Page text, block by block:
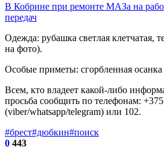
В Кобрине при ремонте МАЗа на
передач
Одежда: рубашка светлая клетчатая,
на фото).
Особые приметы: сгорбленная осанка
Всем, кто владеет какой-либо
просьба сообщить по телефонам:
(viber/whatsapp/telegram) или 102.
#брест#дюбкин#поиск
0 443